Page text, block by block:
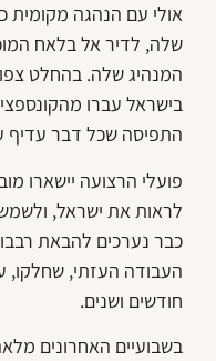
אולי עם הנהגה מקומית
שלה, לדיר אל בלאח
המנהיג שלה. בהחלט
בישראל עברו
התפיסה שכל דבר עדיף
פועלי הרצועה יישארו
לראות את ישראל,
כבר נערכים להבאת
העבודה העזתי, שחלקו,
חודשים ושנים.
בשבועיים האחרונים